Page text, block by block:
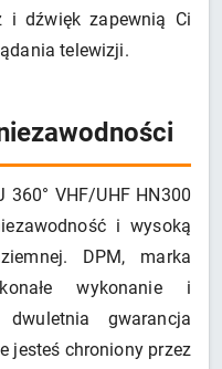
i dźwięk zapewnią Ci
telewizji.
360° VHF/UHF HN300
i wysoką
DPM, marka
wykonanie i
dwuletnia gwarancja
jesteś chroniony przez